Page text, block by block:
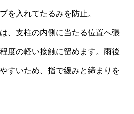
を入れてたるみを防止。
、支柱の内側に当たる位置へ張
度の軽い接触に留めます。雨後
すいため、指で緩みと締まりを